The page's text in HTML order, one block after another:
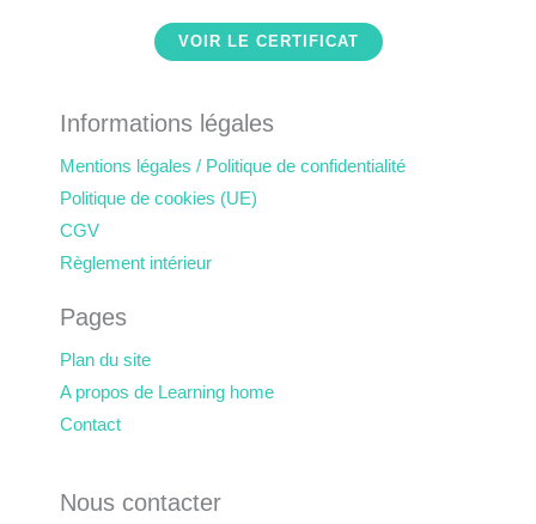
VOIR LE CERTIFICAT
Informations légales
Mentions légales / Politique de confidentialité
Politique de cookies (UE)
CGV
Règlement intérieur
Pages
Plan du site
A propos de Learning home
Contact
Nous contacter